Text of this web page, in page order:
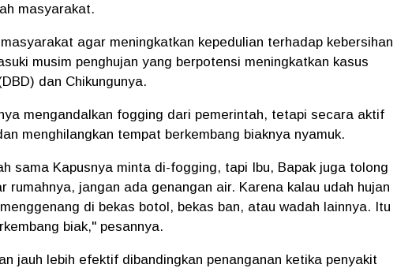
masyarakat.
agar meningkatkan kepedulian terhadap kebersihan
musim penghujan yang berpotensi meningkatkan kasus
dan Chikungunya.
mengandalkan fogging dari pemerintah, tetapi secara aktif
menghilangkan tempat berkembang biaknya nyamuk.
sama Kapusnya minta di-fogging, tapi Ibu, Bapak juga tolong
rumahnya, jangan ada genangan air. Karena kalau udah hujan
di bekas botol, bekas ban, atau wadah lainnya. Itu
biak," pesannya.
jauh lebih efektif dibandingkan penanganan ketika penyakit